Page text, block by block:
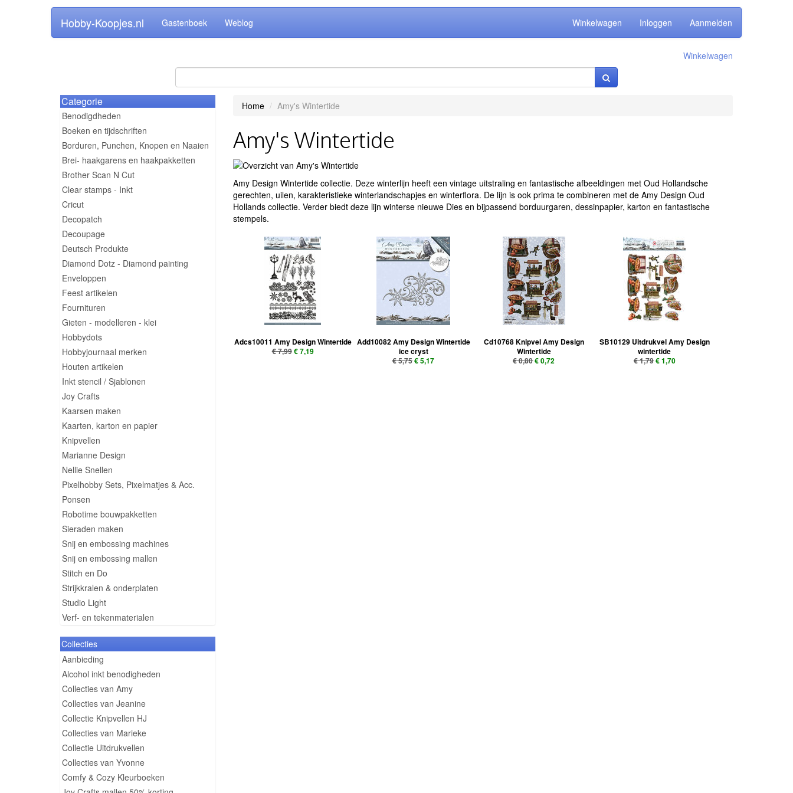
Hobby-Koopjes.nl Gastenboek Weblog Winkelwagen Inloggen Aanmelden
Winkelwagen
Categorie
Benodigdheden
Boeken en tijdschriften
Borduren, Punchen, Knopen en Naaien
Brei- haakgarens en haakpakketten
Brother Scan N Cut
Clear stamps - Inkt
Cricut
Decopatch
Decoupage
Deutsch Produkte
Diamond Dotz - Diamond painting
Enveloppen
Feest artikelen
Fournituren
Gieten - modelleren - klei
Hobbydots
Hobbyjournaal merken
Houten artikelen
Inkt stencil / Sjablonen
Joy Crafts
Kaarsen maken
Kaarten, karton en papier
Knipvellen
Marianne Design
Nellie Snellen
Pixelhobby Sets, Pixelmatjes & Acc.
Ponsen
Robotime bouwpakketten
Sieraden maken
Snij en embossing machines
Snij en embossing mallen
Stitch en Do
Strijkkralen & onderplaten
Studio Light
Verf- en tekenmaterialen
Collecties
Aanbieding
Alcohol inkt benodigheden
Collecties van Amy
Collecties van Jeanine
Collectie Knipvellen HJ
Collecties van Marieke
Collectie Uitdrukvellen
Collecties van Yvonne
Comfy & Cozy Kleurboeken
Home Amy's Wintertide
Amy's Wintertide
Amy Design Wintertide collectie. Deze winterlijn heeft een vintage uitstraling en fantastische afbeeldingen met Oud Hollandsche
gerechten, uilen, karakteristieke winterlandschapjes en winterflora. De lijn is ook prima te combineren met de Amy Design Oud
Hollands collectie. Verder biedt deze lijn winterse nieuwe Dies en bijpassend borduurgaren, dessinpapier, karton en fantastische
stempels.
Adcs10011 Amy Design Wintertide
€ 7,99€ 7,19
Add10082 Amy Design Wintertide
ice cryst
€ 5,75€ 5,17
Cd10768 Knipvel Amy Design
Wintertide
€ 0,80€ 0,72
SB10129 Uitdrukvel Amy Design
wintertide
€ 1,79€ 1,70